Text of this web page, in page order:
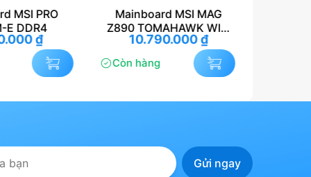
MSI MAG
TOMAHAWK WIFI
DDR5
hàng
MAINBOARD ASUS
PRIME H510M-K R2.0
(Intel H510, Socket 1200,
m-ATX, 2 khe Ram
DDR4)
1.580.000
Còn hàng